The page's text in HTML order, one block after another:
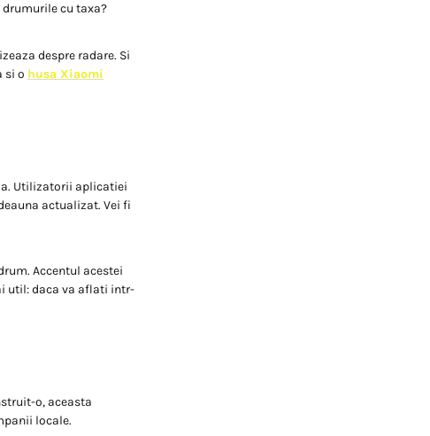
cu taxa?
despre radare. Si
si o husa Xiaomi
Utilizatorii aplicatiei
actualizat. Vei fi
Accentul acestei
util: daca va aflati intr-
o, aceasta
locale.